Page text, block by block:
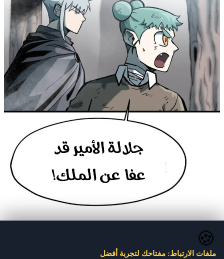
🍪
ملفات الارتباط: مفتاحك لتجربة أفضل